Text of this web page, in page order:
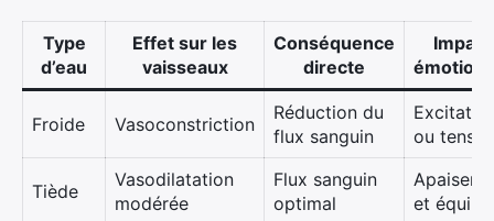
Type
d’eau
Effet sur les
vaisseaux
Conséquence
directe
Impact
Froide Vasoconstriction
Réduction du
flux sanguin
ou
Tiède
Vasodilatation
modérée
Flux sanguin
optimal
et